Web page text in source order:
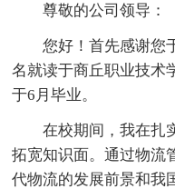
尊敬的公司领导：
您好！首先感谢您
名就读于商丘职业技术
于6月毕业。
在校期间，我在扎
拓宽知识面。通过物流
代物流的发展前景和我